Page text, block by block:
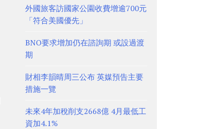
外國旅客訪國家公園收費增逾700元
「符合美國優先」
BNO要求增加仍在諮詢期 或設過渡
期
財相李韻晴周三公布 英媒預告主要
措施一覽
未來4年加稅削支2668億 4月最低工
資加4.1%